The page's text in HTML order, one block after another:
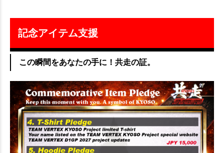
記念アイテム支援
この瞬間をあなたの手に！共走の証。